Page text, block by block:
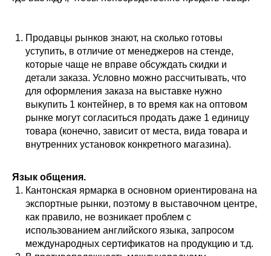
Продавцы рынков знают, на сколько готовы
уступить, в отличие от менеджеров на стенде,
которые чаще не вправе обсуждать скидки и
детали заказа. Условно можно рассчитывать, что
для оформления заказа на выставке нужно
выкупить 1 контейнер, в то время как на оптовом
рынке могут согласиться продать даже 1 единицу
товара (конечно, зависит от места, вида товара и
внутренних установок конкретного магазина).
Язык общения.
Кантонская ярмарка в основном ориентирована на
экспортные рынки, поэтому в выставочном центре,
как правило, не возникает проблем с
использованием английского языка, запросом
международных сертификатов на продукцию и т.д.